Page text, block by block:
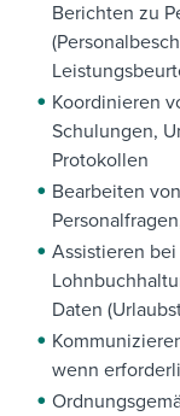
Berichten zu
Koordinieren
Schulungen,
Protokollen
Bearbeiten
Assistieren
Daten
wenn